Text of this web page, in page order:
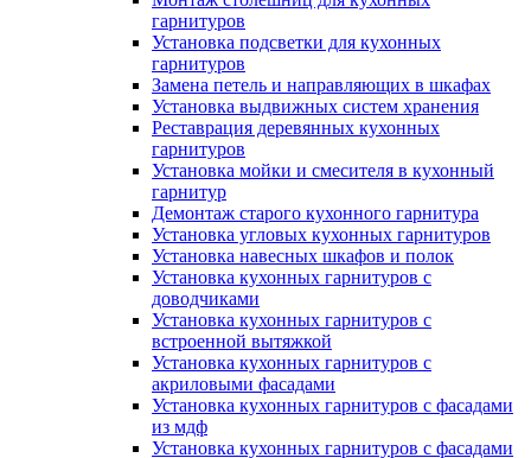
гарнитуров
Установка подсветки для кухонных
гарнитуров
Замена петель и направляющих в шкафах
Установка выдвижных систем хранения
Реставрация деревянных кухонных
гарнитуров
Установка мойки и смесителя в кухонный
гарнитур
Демонтаж старого кухонного гарнитура
Установка угловых кухонных гарнитуров
Установка навесных шкафов и полок
Установка кухонных гарнитуров с
доводчиками
Установка кухонных гарнитуров с
встроенной вытяжкой
Установка кухонных гарнитуров с
акриловыми фасадами
Установка кухонных гарнитуров с фасадами
из мдф
Установка кухонных гарнитуров с фасадами